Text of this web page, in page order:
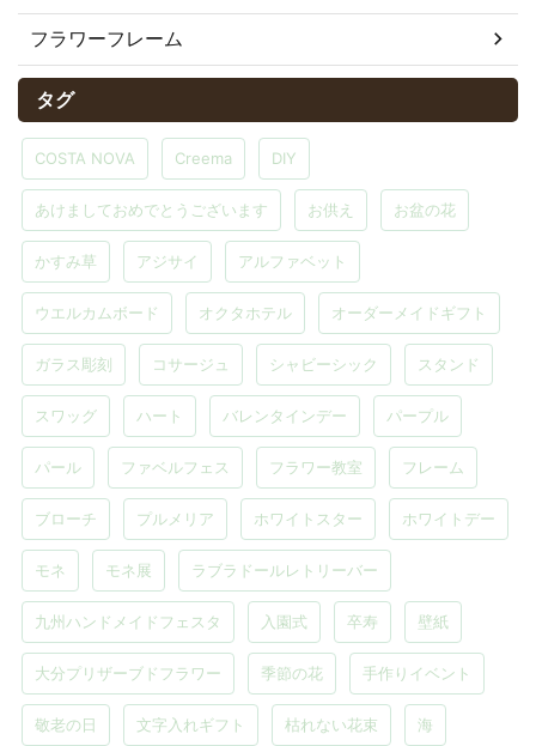
フラワーフレーム
タグ
COSTA NOVA Creema DIY
あけましておめでとうございます お供え お盆の花
かすみ草 アジサイ アルファベット
ウエルカムボード オクタホテル オーダーメイドギフト
ガラス彫刻 コサージュ シャビーシック スタンド
スワッグ ハート バレンタインデー パープル
パール ファベルフェス フラワー教室 フレーム
ブローチ プルメリア ホワイトスター ホワイトデー
モネ モネ展 ラブラドールレトリーバー
九州ハンドメイドフェスタ 入園式 卒寿 壁紙
大分プリザーブドフラワー 季節の花 手作りイベント
敬老の日 文字入れギフト 枯れない花束 海